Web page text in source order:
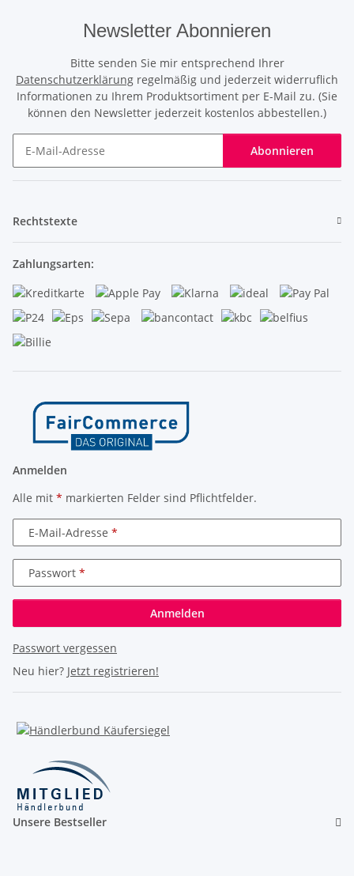
Newsletter Abonnieren
Bitte senden Sie mir entsprechend Ihrer
Datenschutzerklärung regelmäßig und jederzeit widerruflich
Informationen zu Ihrem Produktsortiment per E-Mail zu. (Sie
können den Newsletter jederzeit kostenlos abbestellen.)
Abonnieren
Rechtstexte
Zahlungsarten:
Anmelden
Alle mit * markierten Felder sind Pflichtfelder.
E-Mail-Adresse
Passwort
Anmelden
Passwort vergessen
Neu hier? Jetzt registrieren!
Unsere Bestseller